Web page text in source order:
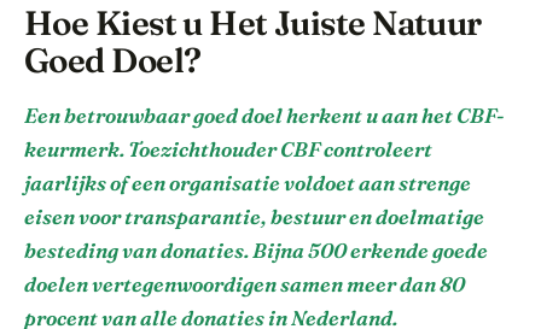
Hoe Kiest u Het Juiste Natuur
Goed Doel?
Een betrouwbaar goed doel herkent u aan het CBF-
keurmerk. Toezichthouder CBF controleert
jaarlijks of een organisatie voldoet aan strenge
eisen voor transparantie, bestuur en doelmatige
besteding van donaties. Bijna 500 erkende goede
doelen vertegenwoordigen samen meer dan 80
procent van alle donaties in Nederland.